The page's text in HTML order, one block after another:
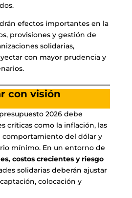
efectos importantes en la
provisiones y gestión de
solidarias,
con mayor prudencia y
con visión
2026 debe
críticas como la inflación, las
comportamiento del dólar y
mínimo. En un entorno de
costos crecientes y riesgo
solidarias deberán ajustar
colocación y